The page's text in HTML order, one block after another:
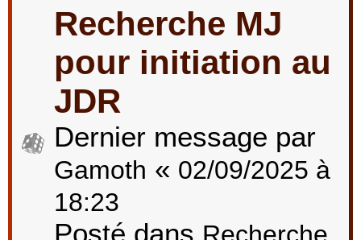
Recherche MJ
pour initiation au
JDR
Dernier message par
Gamoth « 02/09/2025 à
18:23
Posté dans